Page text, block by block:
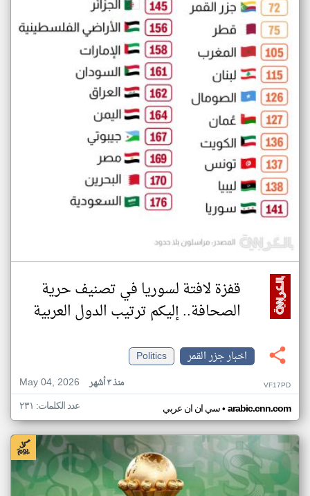
قفزة لافتة لسوريا في تصنيف حرية
الصحافة.. إليكم ترتيب الدول العربية
اخبار جزر القمر
Politics
May 04, 2026
منذ ٣ أشهر VF17PD
سي ان ان عربي• arabic.cnn.com عدد الكلمات: ٢٣١